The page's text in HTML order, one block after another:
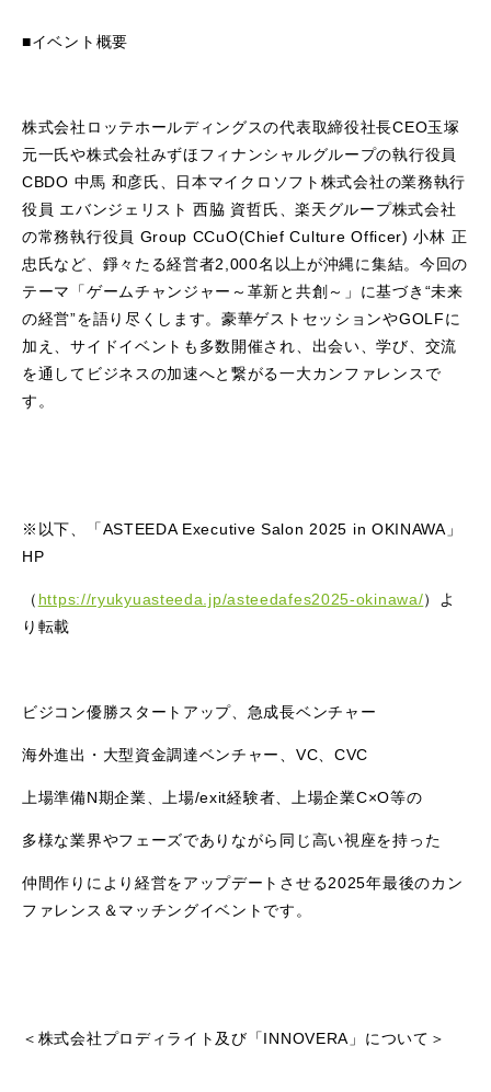
■イベント概要
株式会社ロッテホールディングスの代表取締役社長CEO玉塚
元一氏や株式会社みずほフィナンシャルグループの執行役員
CBDO 中馬 和彦氏、日本マイクロソフト株式会社の業務執行
役員 エバンジェリスト 西脇 資哲氏、楽天グループ株式会社
の常務執行役員 Group CCuO(Chief Culture Officer) 小林 正
忠氏など、錚々たる経営者2,000名以上が沖縄に集結。今回の
テーマ「ゲームチャンジャー～革新と共創～」に基づき“未来
の経営”を語り尽くします。豪華ゲストセッションやGOLFに
加え、サイドイベントも多数開催され、出会い、学び、交流
を通してビジネスの加速へと繋がる一大カンファレンスで
す。
※以下、「ASTEEDA Executive Salon 2025 in OKINAWA」
HP
（ https://ryukyuasteeda.jp/asteedafes2025-okinawa/）よ
り転載
ビジコン優勝スタートアップ、急成長ベンチャー
海外進出・大型資金調達ベンチャー、VC、CVC
上場準備N期企業、上場/exit経験者、上場企業C×O等の
多様な業界やフェーズでありながら同じ高い視座を持った
仲間作りにより経営をアップデートさせる2025年最後のカン
ファレンス＆マッチングイベントです。
＜株式会社プロディライト及び「INNOVERA」について＞